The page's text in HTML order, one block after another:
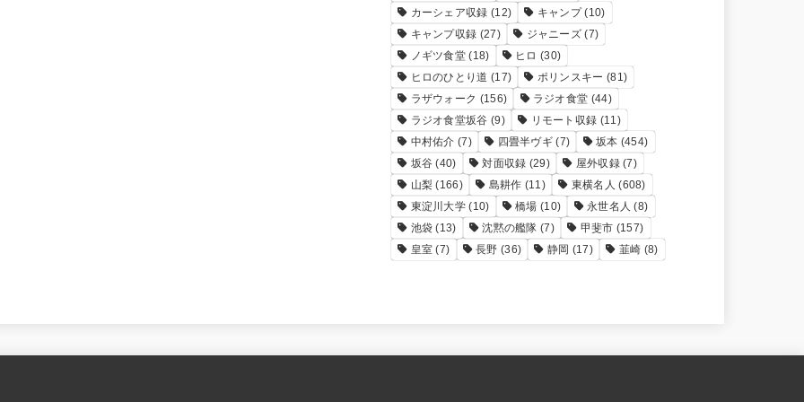
カーシェア収録 (12) キャンプ(10)
キャンプ収録 (27) ジャニーズ (7)
ノギツ食堂 (18) ヒロ (30)
ヒロのひとり道 (17) ポリンスキー (81)
ラザウォーク (156) ラジオ食堂 (44)
ラジオ食堂坂谷 (9) リモート収録 (11)
中村佑介 (7) 四畳半ヴギ (7) 坂本 (454)
坂谷 (40) 対面収録 (29) 屋外収録(7)
山梨 (166) 島耕作 (11) 東横名人 (608)
東淀川大学 (10) 橋場 (10) 永世名人 (8)
池袋 (13) 沈黙の艦隊 (7) 甲斐市 (157)
皇室 (7) 長野 (36) 静岡 (17) 韮崎 (8)